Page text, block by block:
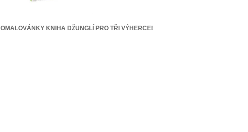
OMALOVÁNKY KNIHA DŽUNGLÍ PRO TŘI VÝHERCE!